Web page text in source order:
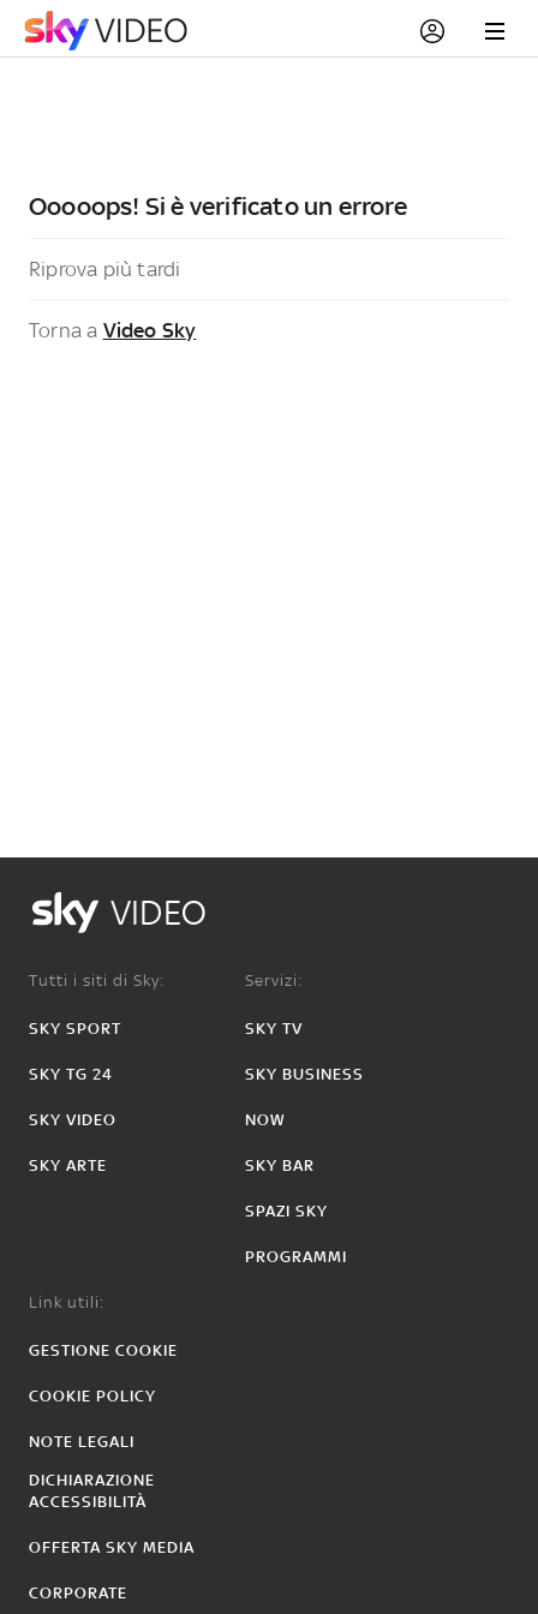
Ooooops! Si è verificato un errore
Riprova più tardi
Torna a Video Sky
VIDEO
Tutti i siti di Sky:
SKY SPORT
SKY TG 24
SKY VIDEO
SKY ARTE
Servizi:
SKY TV
SKY BUSINESS
NOW
SKY BAR
SPAZI SKY
PROGRAMMI
Link utili:
GESTIONE COOKIE
COOKIE POLICY
NOTE LEGALI
DICHIARAZIONE
ACCESSIBILITÀ
OFFERTA SKY MEDIA
CORPORATE